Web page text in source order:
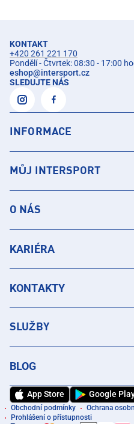
KONTAKT
+420 261 221 170
Pondělí - Čtvrtek: 08:30 - 17:00
eshop@intersport.cz
SLEDUJTE NÁS
INFORMACE
MŮJ INTERSPORT
O NÁS
KARIÉRA
KONTAKTY
SLUŽBY
BLOG
App Store Google
Obchodní podmínky Ochrana
Prohlášení o přístupnosti